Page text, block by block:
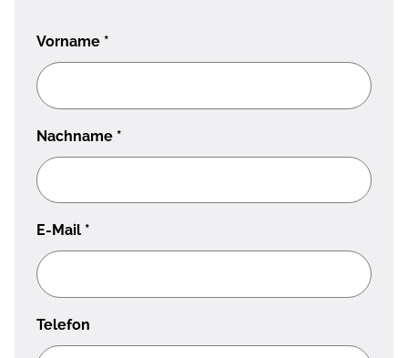
Vorname *
Nachname *
E-Mail *
Telefon